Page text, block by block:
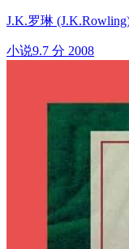
J.K.罗琳
小说9.7 分 2008